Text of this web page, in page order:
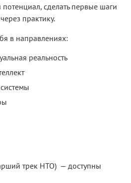
сделать первые шаги
практику.
в направлениях:
реальность
трек НТО) — доступны